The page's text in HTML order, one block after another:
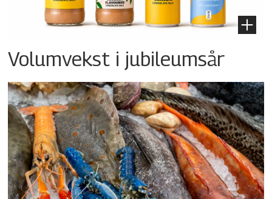
Volumvekst i jubileumsår